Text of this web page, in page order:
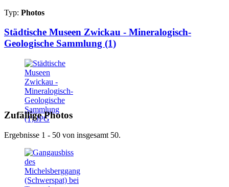
Typ: Photos
Städtische Museen Zwickau - Mineralogisch-
Geologische Sammlung (1)
Zufällige Photos
Ergebnisse 1 - 50 von insgesamt 50.